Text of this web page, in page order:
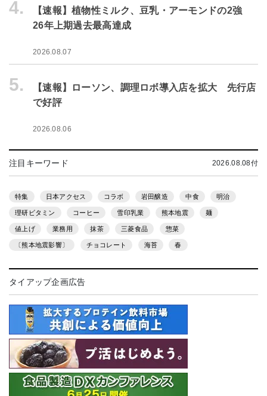
4.
【速報】植物性ミルク、豆乳・アーモンドの2強
26年上期過去最高達成
2026.08.07
5.
【速報】ローソン、調理ロボ導入店を拡大 先行店
で好評
2026.08.06
注目キーワード 2026.08.08付
特集 日本アクセス コラボ 岩田醸造 中食 明治
理研ビタミン コーヒー 雪印乳業 熊本地震 麺
値上げ 業務用 抹茶 三菱食品 惣菜
〔熊本地震影響〕 チョコレート 海苔 春
タイアップ企画広告